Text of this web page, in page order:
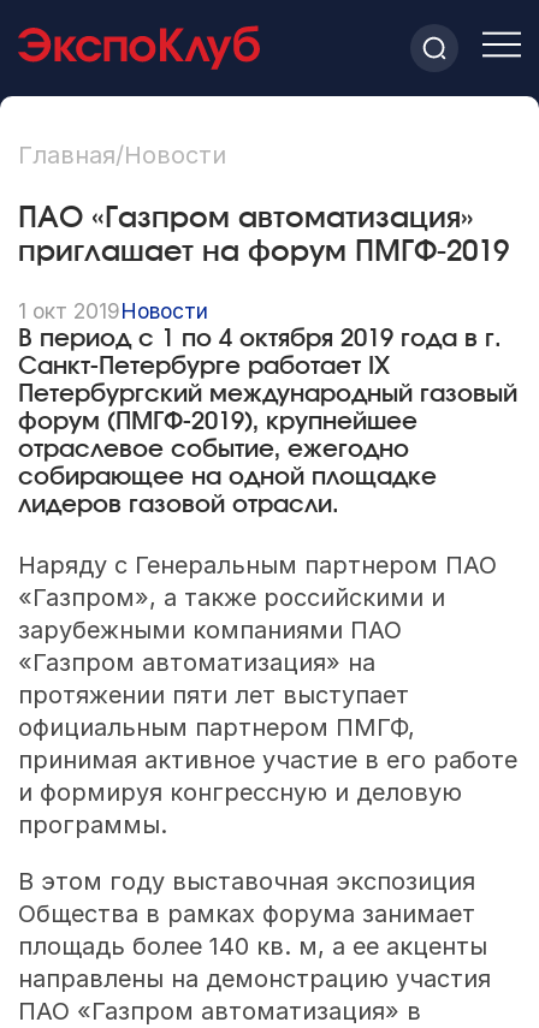
Главная/Новости
ПАО «Газпром автоматизация»
приглашает на форум ПМГФ-2019
1 окт 2019Новости
В период с 1 по 4 октября 2019 года в г.
Санкт-Петербурге работает IX
Петербургский международный газовый
форум (ПМГФ-2019), крупнейшее
отраслевое событие, ежегодно
собирающее на одной площадке
лидеров газовой отрасли.
Наряду с Генеральным партнером ПАО
«Газпром», а также российскими и
зарубежными компаниями ПАО
«Газпром автоматизация» на
протяжении пяти лет выступает
официальным партнером ПМГФ,
принимая активное участие в его работе
и формируя конгрессную и деловую
программы.
В этом году выставочная экспозиция
Общества в рамках форума занимает
площадь более 140 кв. м, а ее акценты
направлены на демонстрацию участия
ПАО «Газпром автоматизация» в